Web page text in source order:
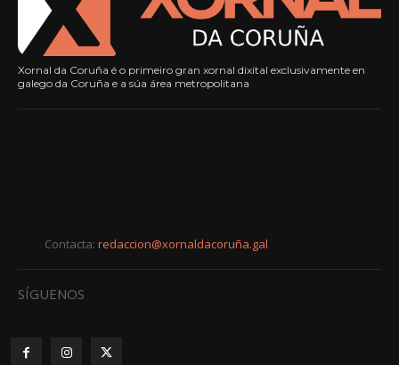
Xornal da Coruña é o primeiro gran xornal dixital exclusivamente en
galego da Coruña e a súa área metropolitana
Contacta: redaccion@xornaldacoruña.gal
SÍGUENOS